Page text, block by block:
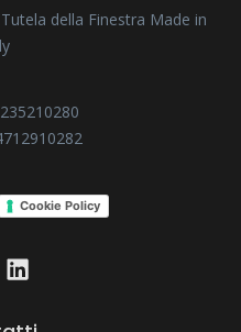
della Finestra Made in
Cookie Policy